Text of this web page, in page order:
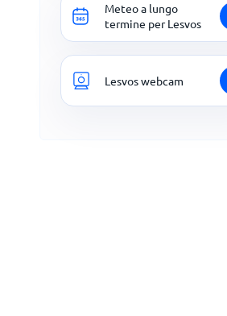
Meteo a lungo
termine per Lesvos
Lesvos webcam